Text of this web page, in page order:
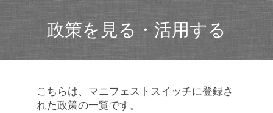
政策を見る・活用する
こちらは、マニフェストスイッチに登録さ
れた政策の一覧です。